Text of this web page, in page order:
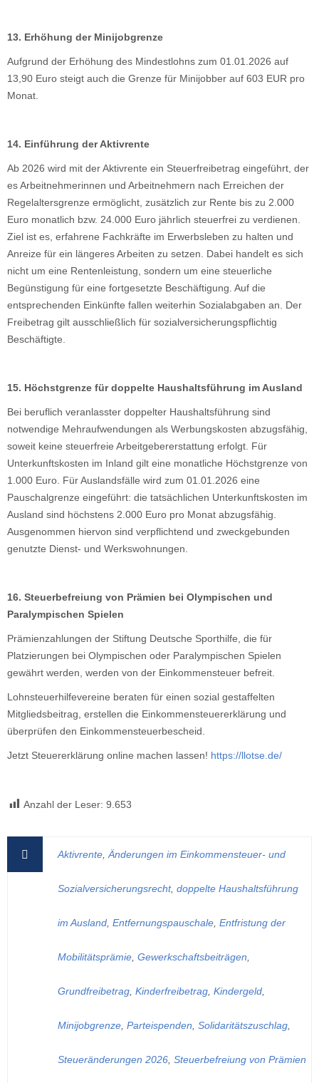
13. Erhöhung der Minijobgrenze
Aufgrund der Erhöhung des Mindestlohns zum 01.01.2026 auf
13,90 Euro steigt auch die Grenze für Minijobber auf 603 EUR pro
Monat.
14. Einführung der Aktivrente
Ab 2026 wird mit der Aktivrente ein Steuerfreibetrag eingeführt, der
es Arbeitnehmerinnen und Arbeitnehmern nach Erreichen der
Regelaltersgrenze ermöglicht, zusätzlich zur Rente bis zu 2.000
Euro monatlich bzw. 24.000 Euro jährlich steuerfrei zu verdienen.
Ziel ist es, erfahrene Fachkräfte im Erwerbsleben zu halten und
Anreize für ein längeres Arbeiten zu setzen. Dabei handelt es sich
nicht um eine Rentenleistung, sondern um eine steuerliche
Begünstigung für eine fortgesetzte Beschäftigung. Auf die
entsprechenden Einkünfte fallen weiterhin Sozialabgaben an. Der
Freibetrag gilt ausschließlich für sozialversicherungspflichtig
Beschäftigte.
15. Höchstgrenze für doppelte Haushaltsführung im Ausland
Bei beruflich veranlasster doppelter Haushaltsführung sind
notwendige Mehraufwendungen als Werbungskosten abzugsfähig,
soweit keine steuerfreie Arbeitgebererstattung erfolgt. Für
Unterkunftskosten im Inland gilt eine monatliche Höchstgrenze von
1.000 Euro. Für Auslandsfälle wird zum 01.01.2026 eine
Pauschalgrenze eingeführt: die tatsächlichen Unterkunftskosten im
Ausland sind höchstens 2.000 Euro pro Monat abzugsfähig.
Ausgenommen hiervon sind verpflichtend und zweckgebunden
genutzte Dienst- und Werkswohnungen.
16. Steuerbefreiung von Prämien bei Olympischen und
Paralympischen Spielen
Prämienzahlungen der Stiftung Deutsche Sporthilfe, die für
Platzierungen bei Olympischen oder Paralympischen Spielen
gewährt werden, werden von der Einkommensteuer befreit.
Lohnsteuerhilfevereine beraten für einen sozial gestaffelten
Mitgliedsbeitrag, erstellen die Einkommensteuererklärung und
überprüfen den Einkommensteuerbescheid.
Jetzt Steuererklärung online machen lassen! https://llotse.de/
Anzahl der Leser: 9.653
Aktivrente Änderungen im Einkommensteuer- und
Sozialversicherungsrecht, doppelte Haushaltsführung
im Ausland Entfernungspauschale Entfristung der
Mobilitätsprämie Gewerkschaftsbeiträgen
Grundfreibetrag Kinderfreibetrag Kindergeld
Minijobgrenze Parteispenden Solidaritätszuschlag
Steueränderungen 2026 Steuerbefreiung von Prämien